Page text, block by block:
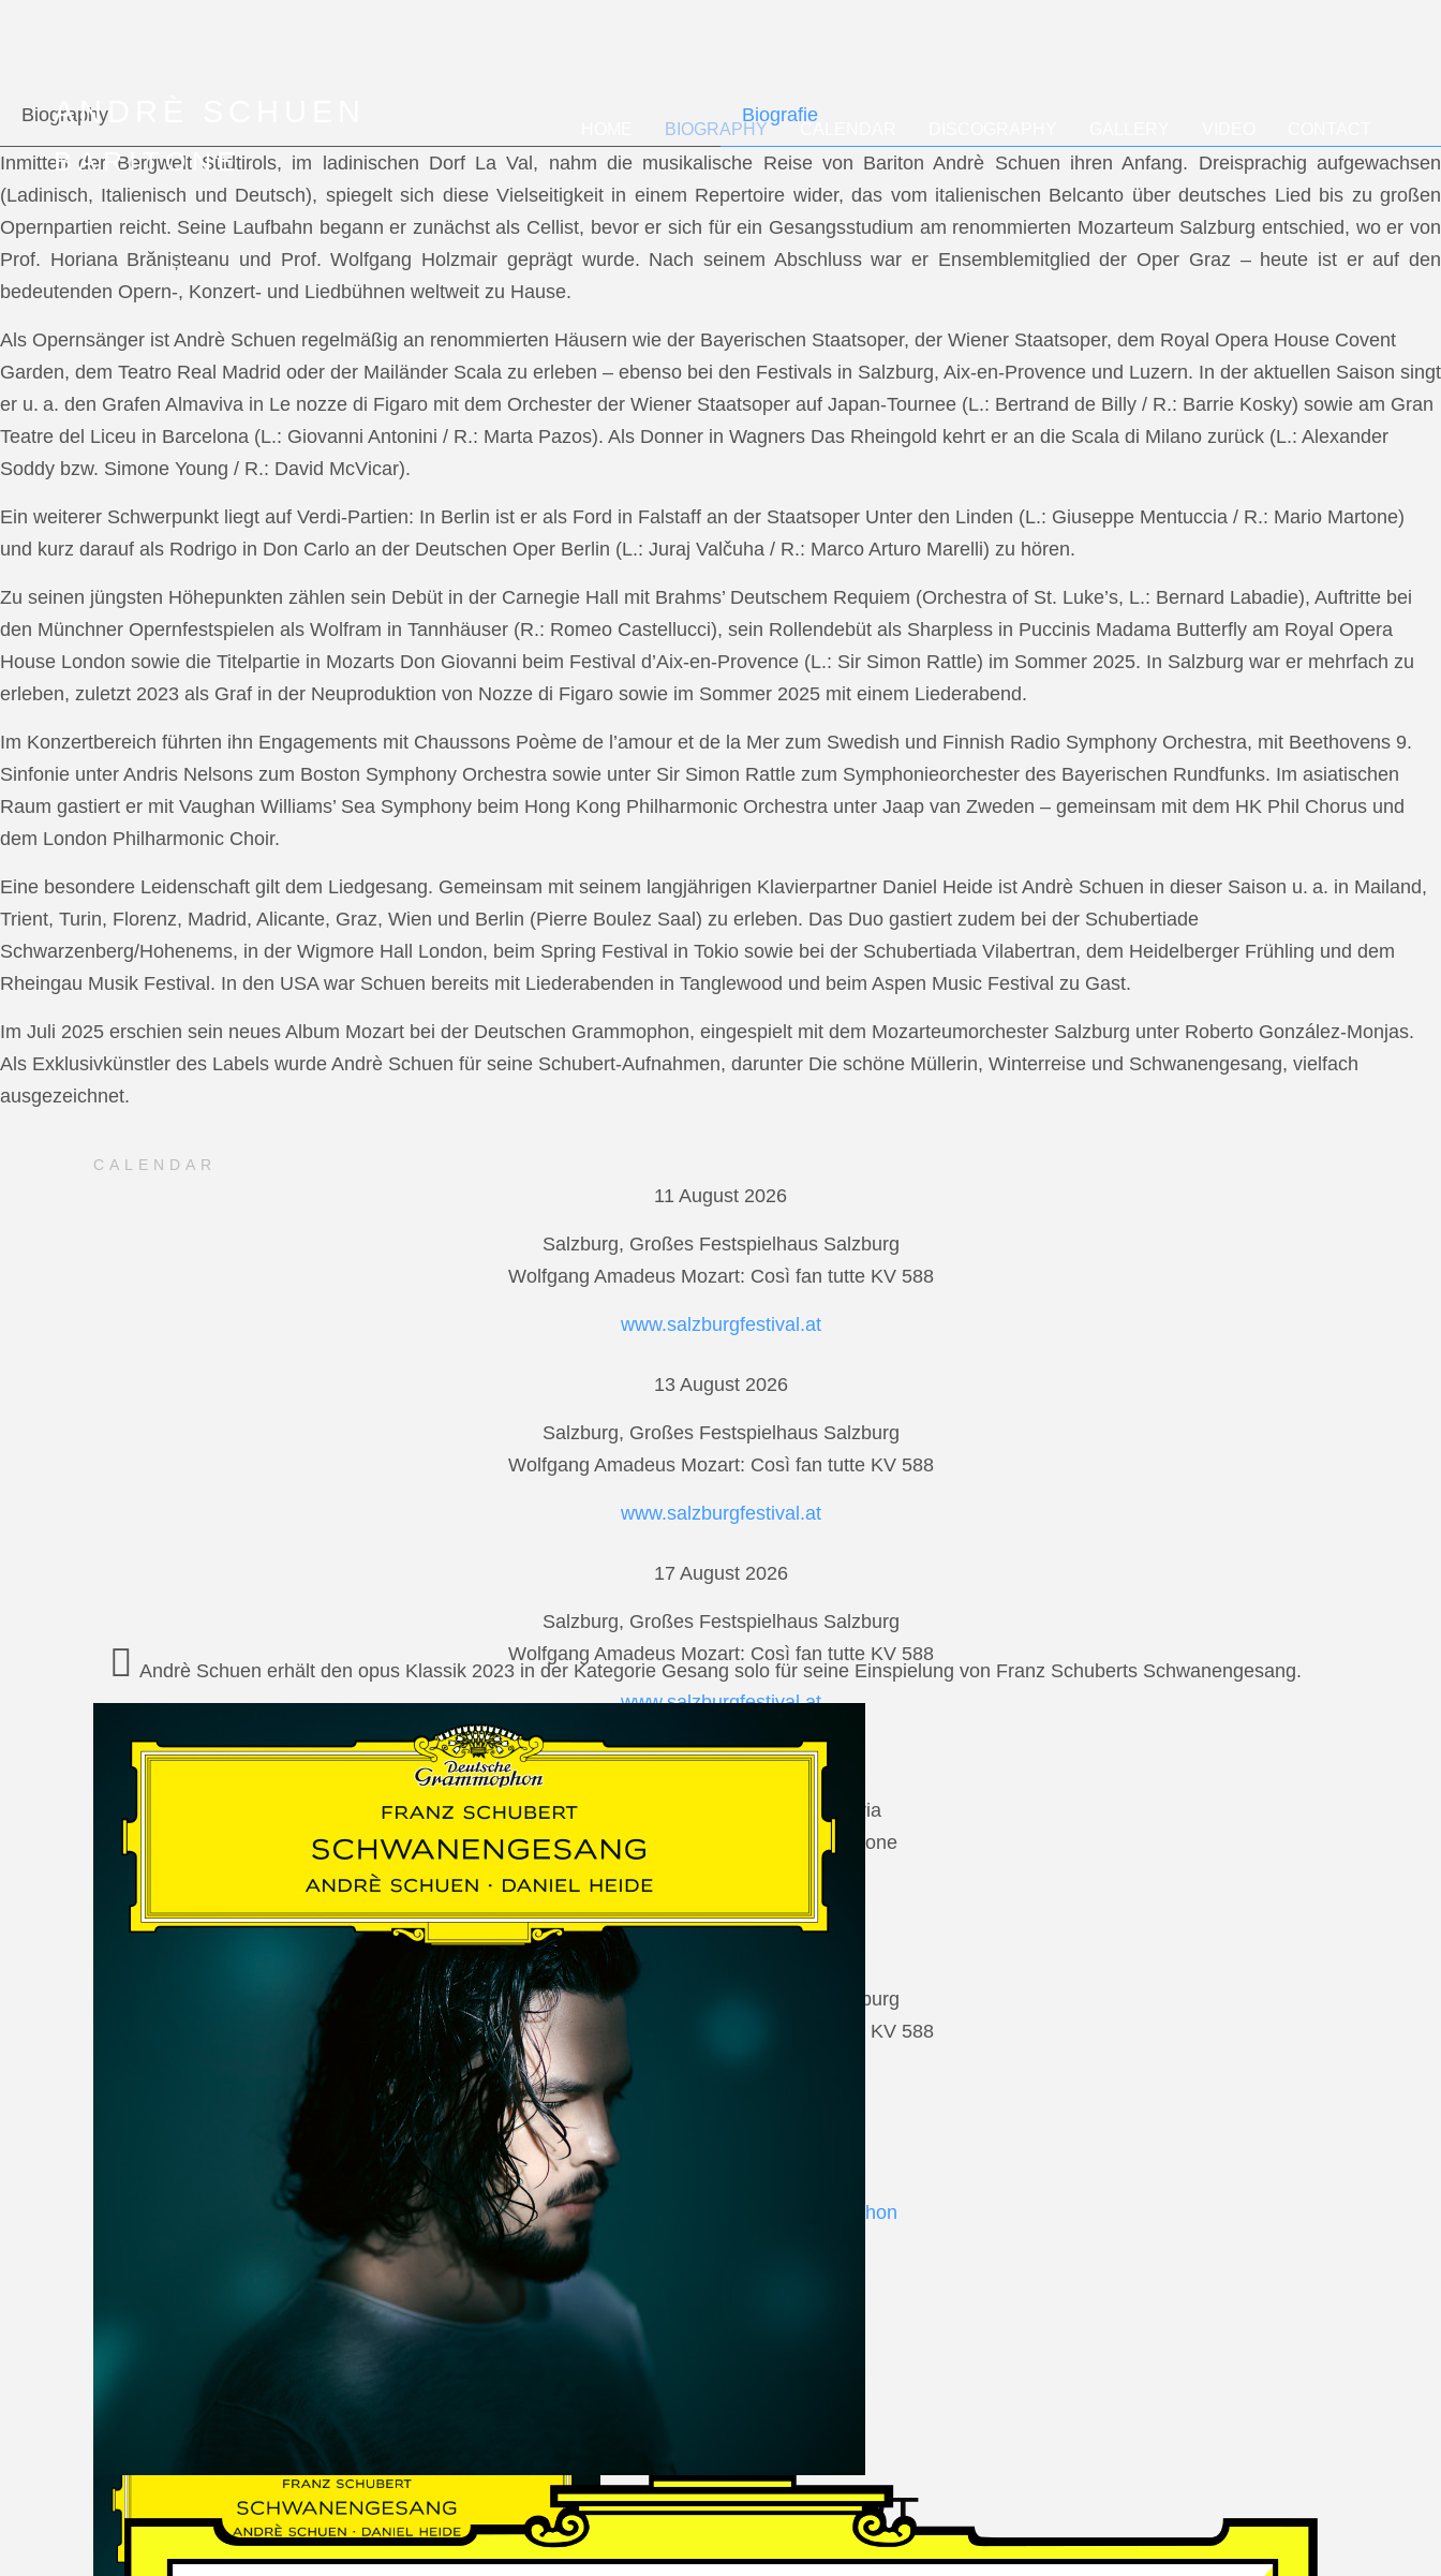
ANDRÈ SCHUEN
BARITONE
BIOGRAPHY
Biography Biografie
Inmitten der Bergwelt Südtirols, im ladinischen Dorf La Val, nahm die musikalische Reise von Bariton Andrè Schuen ihren Anfang. Dreisprachig aufgewachsen
(Ladinisch, Italienisch und Deutsch), spiegelt sich diese Vielseitigkeit in einem Repertoire wider, das vom italienischen Belcanto über deutsches Lied bis zu großen
Opernpartien reicht. Seine Laufbahn begann er zunächst als Cellist, bevor er sich für ein Gesangsstudium am renommierten Mozarteum Salzburg entschied, wo er von
Prof. Horiana Brănișteanu und Prof. Wolfgang Holzmair geprägt wurde. Nach seinem Abschluss war er Ensemblemitglied der Oper Graz – heute ist er auf den
bedeutenden Opern-, Konzert- und Liedbühnen weltweit zu Hause.
Als Opernsänger ist Andrè Schuen regelmäßig an renommierten Häusern wie der Bayerischen Staatsoper, der Wiener Staatsoper, dem Royal Opera House Covent
Garden, dem Teatro Real Madrid oder der Mailänder Scala zu erleben – ebenso bei den Festivals in Salzburg, Aix-en-Provence und Luzern. In der aktuellen Saison singt
er u. a. den Grafen Almaviva in Le nozze di Figaro mit dem Orchester der Wiener Staatsoper auf Japan-Tournee (L.: Bertrand de Billy / R.: Barrie Kosky) sowie am Gran
Teatre del Liceu in Barcelona (L.: Giovanni Antonini / R.: Marta Pazos). Als Donner in Wagners Das Rheingold kehrt er an die Scala di Milano zurück (L.: Alexander
Soddy bzw. Simone Young / R.: David McVicar).
Ein weiterer Schwerpunkt liegt auf Verdi-Partien: In Berlin ist er als Ford in Falstaff an der Staatsoper Unter den Linden (L.: Giuseppe Mentuccia / R.: Mario Martone)
und kurz darauf als Rodrigo in Don Carlo an der Deutschen Oper Berlin (L.: Juraj Valčuha / R.: Marco Arturo Marelli) zu hören.
Zu seinen jüngsten Höhepunkten zählen sein Debüt in der Carnegie Hall mit Brahms’ Deutschem Requiem (Orchestra of St. Luke’s, L.: Bernard Labadie), Auftritte bei
den Münchner Opernfestspielen als Wolfram in Tannhäuser (R.: Romeo Castellucci), sein Rollendebüt als Sharpless in Puccinis Madama Butterfly am Royal Opera
House London sowie die Titelpartie in Mozarts Don Giovanni beim Festival d’Aix-en-Provence (L.: Sir Simon Rattle) im Sommer 2025. In Salzburg war er mehrfach zu
erleben, zuletzt 2023 als Graf in der Neuproduktion von Nozze di Figaro sowie im Sommer 2025 mit einem Liederabend.
Im Konzertbereich führten ihn Engagements mit Chaussons Poème de l’amour et de la Mer zum Swedish und Finnish Radio Symphony Orchestra, mit Beethovens 9.
Sinfonie unter Andris Nelsons zum Boston Symphony Orchestra sowie unter Sir Simon Rattle zum Symphonieorchester des Bayerischen Rundfunks. Im asiatischen
Raum gastiert er mit Vaughan Williams’ Sea Symphony beim Hong Kong Philharmonic Orchestra unter Jaap van Zweden – gemeinsam mit dem HK Phil Chorus und
dem London Philharmonic Choir.
Eine besondere Leidenschaft gilt dem Liedgesang. Gemeinsam mit seinem langjährigen Klavierpartner Daniel Heide ist Andrè Schuen in dieser Saison u. a. in Mailand,
Trient, Turin, Florenz, Madrid, Alicante, Graz, Wien und Berlin (Pierre Boulez Saal) zu erleben. Das Duo gastiert zudem bei der Schubertiade
Schwarzenberg/Hohenems, in der Wigmore Hall London, beim Spring Festival in Tokio sowie bei der Schubertiada Vilabertran, dem Heidelberger Frühling und dem
Rheingau Musik Festival. In den USA war Schuen bereits mit Liederabenden in Tanglewood und beim Aspen Music Festival zu Gast.
Im Juli 2025 erschien sein neues Album Mozart bei der Deutschen Grammophon, eingespielt mit dem Mozarteumorchester Salzburg unter Roberto González-Monjas.
Als Exklusivkünstler des Labels wurde Andrè Schuen für seine Schubert-Aufnahmen, darunter Die schöne Müllerin, Winterreise und Schwanengesang, vielfach
ausgezeichnet.
CALENDAR
11 August 2026
Salzburg, Großes Festspielhaus Salzburg
Wolfgang Amadeus Mozart: Così fan tutte KV 588
www.salzburgfestival.at
13 August 2026
Salzburg, Großes Festspielhaus Salzburg
Wolfgang Amadeus Mozart: Così fan tutte KV 588
www.salzburgfestival.at
17 August 2026
Salzburg, Großes Festspielhaus Salzburg
Wolfgang Amadeus Mozart: Così fan tutte KV 588
www.salzburgfestival.at
20 August 2026
Vilabertran, Canònica de Santa Maria
Johannes Brahms: Die schöne Magelone
www.schubertiada.cat
Salzburg, Großes Festspielhaus Salzburg
Wolfgang Amadeus Mozart: Così fan tutte KV 588
www.salzburgfestival.at
Andrè Schuen at Deutsche Grammophon
SCHUBERT
Schwanengesang
Andrè Schuen erhält den opus Klassik 2023 in der Kategorie Gesang solo für seine Einspielung von Franz Schuberts Schwanengesang.